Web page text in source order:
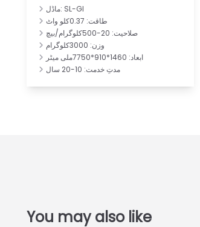
ماڈل: SL-GI
طاقت: 0.37کلو واٹ
صلاحیت: 20-500کلوگرام/بیچ
وزن: 3000کلوگرام
ابعاد: 1460*910*7750ملی میٹر
مدتِ خدمت: 10-20 سال